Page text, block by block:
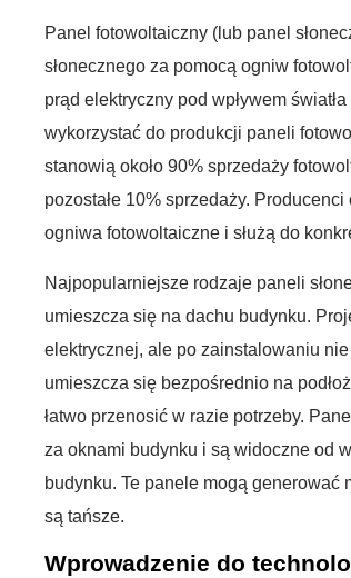
Panel fotowoltaiczny (lub panel
słonecznego za pomocą ogniw
prąd elektryczny pod wpływem
wykorzystać do produkcji paneli
stanowią około 90% sprzedaży
pozostałe 10% sprzedaży.
ogniwa fotowoltaiczne i służą do
Najpopularniejsze rodzaje paneli
umieszcza się na dachu budynku.
elektrycznej, ale po zainstalowaniu
umieszcza się bezpośrednio na
łatwo przenosić w razie potrzeby.
za oknami budynku i są widoczne od
budynku. Te panele mogą
są tańsze.
Wprowadzenie do